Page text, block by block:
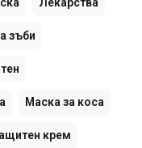
зъби
Маска за коса
крем